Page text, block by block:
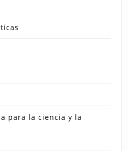
para la ciencia y la